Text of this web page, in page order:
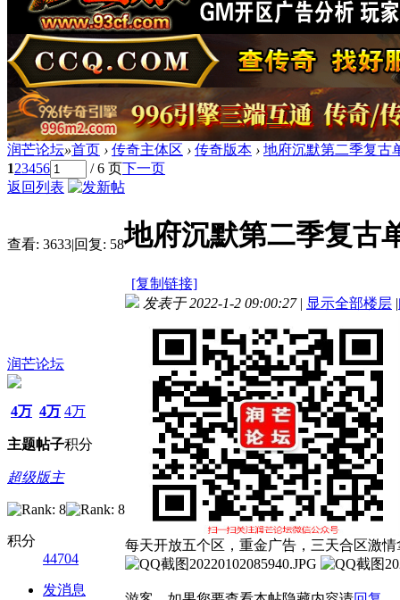
润芒论坛»首页 › 传奇主体区 › 传奇版本 › 地府沉默第二季复古
123456 / 6 页下一页
返回列表
查看: 3633|回复: 58地府沉默第二季复古
[复制链接]
润芒论坛
4万
主题
4万
帖子
4万
积分
超级版主
积分
44704
发消息
发表于 2022-1-2 09:00:27 | 显示全部楼层 |
每天开放五个区，重金广告，三天合区激情